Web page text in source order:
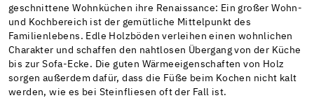
geschnittene Wohnküchen ihre Renaissance: Ein großer Wohn-
und Kochbereich ist der gemütliche Mittelpunkt des
Familienlebens. Edle Holzböden verleihen einen wohnlichen
Charakter und schaffen den nahtlosen Übergang von der Küche
bis zur Sofa-Ecke. Die guten Wärmeeigenschaften von Holz
sorgen außerdem dafür, dass die Füße beim Kochen nicht kalt
werden, wie es bei Steinfliesen oft der Fall ist.